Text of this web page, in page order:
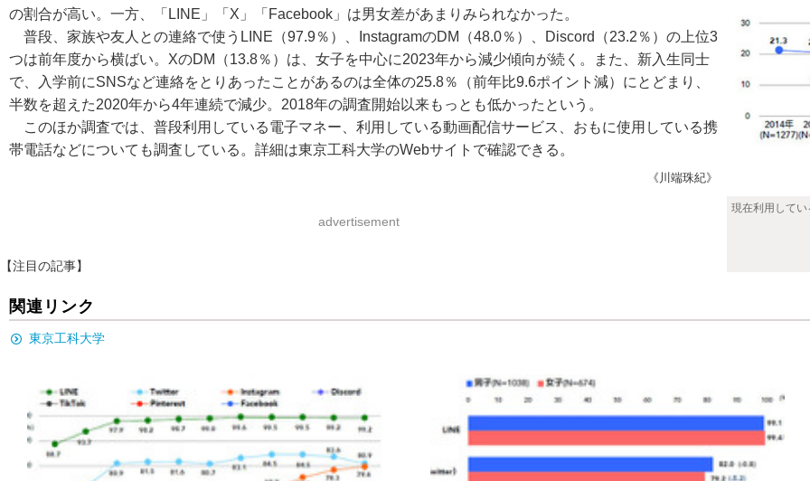
現在利用して
の割合が高い。一方、「LINE」「X」「Facebook」は男女差があまりみられなかった。
普段、家族や友人との連絡で使うLINE（97.9％）、InstagramのDM（48.0％）、Discord（23.2％）の上位3
つは前年度から横ばい。XのDM（13.8％）は、女子を中心に2023年から減少傾向が続く。また、新入生同士
で、入学前にSNSなど連絡をとりあったことがあるのは全体の25.8％（前年比9.6ポイント減）にとどまり、
半数を超えた2020年から4年連続で減少。2018年の調査開始以来もっとも低かったという。
このほか調査では、普段利用している電子マネー、利用している動画配信サービス、おもに使用している携
帯電話などについても調査している。詳細は東京工科大学のWebサイトで確認できる。
《川端珠紀》
advertisement
【注目の記事】
関連リンク
東京工科大学